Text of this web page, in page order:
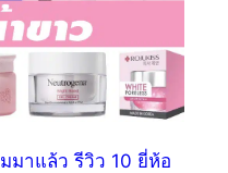
มาแล้ว รีวิว 10 ยี่ห้อ